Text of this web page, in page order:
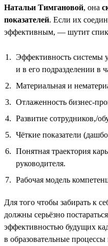
Натальи Тимгановой, она
показателей. Если их
эффективным, — шутит
Эффективность системы
и в его подразделении в
Материальная и
Отлаженность бизнес-
Развитие сотрудников,/
Чёткие показатели
Понятная траектория
руководителя.
Рабочая модель
Для того чтобы забирать к
должны серьёзно
эффективностью будущих
в образовательные